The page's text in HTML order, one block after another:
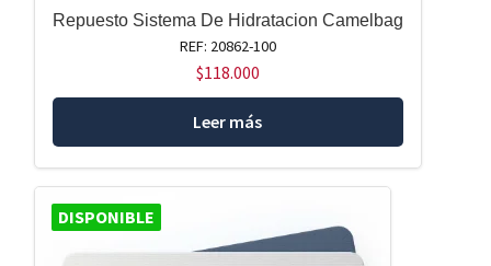
Repuesto Sistema De Hidratacion Camelbag
REF: 20862-100
$118.000
Leer más
DISPONIBLE